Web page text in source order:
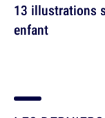
13 illustrations
enfant